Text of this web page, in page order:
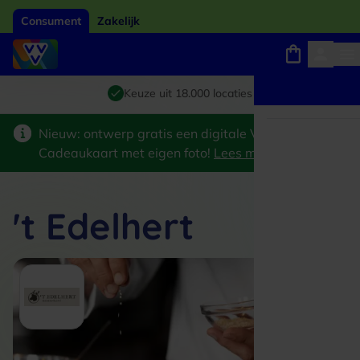
Consument Zakelijk
Giftcard van het jaar 2026
Keuze uit 18.000 locaties
Winkels, webshops en uitjes
Nieuw: ontwerp gratis een digitale VVV
Cadeaukaart met eigen foto! Lees meer
't Edelhert